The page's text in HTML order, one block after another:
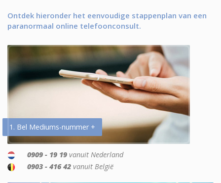
Ontdek hieronder het eenvoudige stappenplan van een
paranormaal online telefoonconsult.
1. Bel Mediums-nummer +
0909 - 19 19 vanuit Nederland
0903 - 416 42 vanuit België